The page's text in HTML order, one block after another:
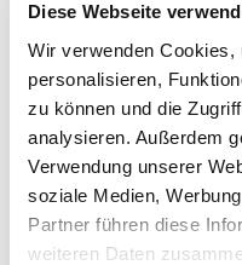
Diese Webseite
Wir verwenden Cookies,
personalisieren,
zu können und die
analysieren. Außerdem
Verwendung unserer
soziale Medien,
Partner führen diese
weiteren Daten
Entdecke die schönsten
warum diese Orte der
Mehr erfahren